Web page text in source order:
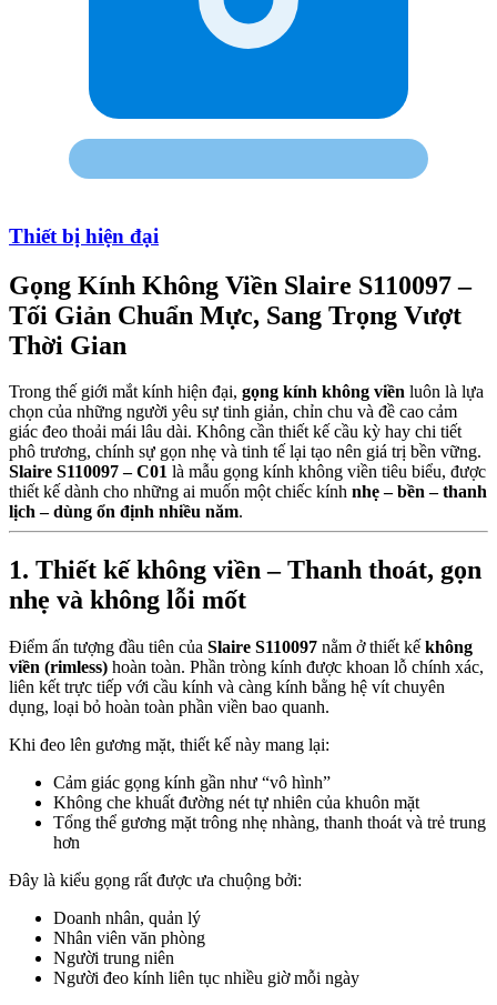
Thiết bị hiện đại
Gọng Kính Không Viền Slaire S110097 –
Tối Giản Chuẩn Mực, Sang Trọng Vượt
Thời Gian
Trong thế giới mắt kính hiện đại, gọng kính không viền luôn là lựa
chọn của những người yêu sự tinh giản, chỉn chu và đề cao cảm
giác đeo thoải mái lâu dài. Không cần thiết kế cầu kỳ hay chi tiết
phô trương, chính sự gọn nhẹ và tinh tế lại tạo nên giá trị bền vững.
Slaire S110097 – C01 là mẫu gọng kính không viền tiêu biểu, được
thiết kế dành cho những ai muốn một chiếc kính nhẹ – bền – thanh
lịch – dùng ổn định nhiều năm.
1. Thiết kế không viền – Thanh thoát, gọn
nhẹ và không lỗi mốt
Điểm ấn tượng đầu tiên của Slaire S110097 nằm ở thiết kế không
viền (rimless) hoàn toàn. Phần tròng kính được khoan lỗ chính xác,
liên kết trực tiếp với cầu kính và càng kính bằng hệ vít chuyên
dụng, loại bỏ hoàn toàn phần viền bao quanh.
Khi đeo lên gương mặt, thiết kế này mang lại:
Cảm giác gọng kính gần như “vô hình”
Không che khuất đường nét tự nhiên của khuôn mặt
Tổng thể gương mặt trông nhẹ nhàng, thanh thoát và trẻ trung
hơn
Đây là kiểu gọng rất được ưa chuộng bởi:
Doanh nhân, quản lý
Nhân viên văn phòng
Người trung niên
Người đeo kính liên tục nhiều giờ mỗi ngày